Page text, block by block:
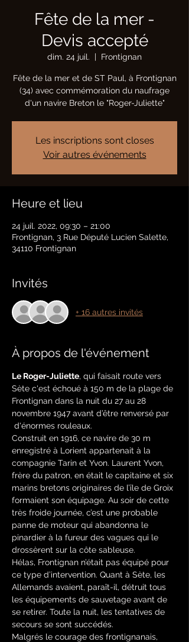
Fête de la mer -
Devis accepté
dim. 24 juil.
  |
Frontignan
Fête de la mer et de ST Paul, à Frontignan
(34) avec commémoration du naufrage
d'un navire Breton le "Roger-Juliette"
Les inscriptions sont closes
Voir autres événements
Heure et lieu
24 juil. 2022, 09:30 – 21:00
Frontignan, 3 Rue Député Lucien Salette,
34110 Frontignan
Invités
+ 16 autres invités
À propos de l'événement
Le Roger-Juliette, qui faisait route vers
Sète c'est échoué à 150 m de la plage de
Frontignan dans la nuit du 27 au 28
novembre 1947 avant d’être renversé par
d'énormes rouleaux.
Construit en 1916, ce navire de 30 m
enregistré à Lorient appartenait à la
compagnie Tarin et Yvon. Laurent Yvon,
frère du patron, en était le capitaine et six
marins bretons originaires de l’île de Groix
formaient son équipage. Au soir de cette
très froide journée, c’est une probable
panne de moteur qui abandonna le
pinardier à la fureur des vagues qui le
drossèrent sur la côte sableuse.
Hélas, Frontignan n’était pas équipé pour
ce type d’intervention. Quant à Sète, les
Allemands avaient, paraît-il, détruit tous
les équipements de sauvetage avant de
se retirer. Toute la nuit, les tentatives de
secours se sont succédés.
Malgrés le courage des frontignanais,